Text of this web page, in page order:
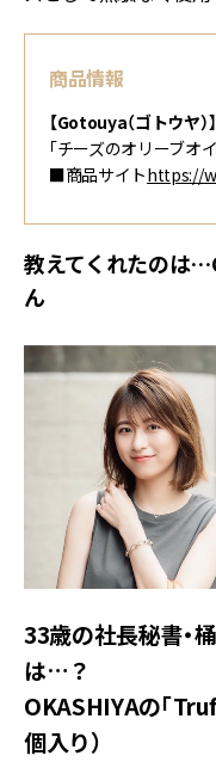
商品情報
【Gotouya（ゴトウヤ）】
「チーズのオリーブオ
■商品サイトhttps://
教えてくれたのは
ん
33歳の社長秘書・
は…？
OKASHIYAの「
個入り）